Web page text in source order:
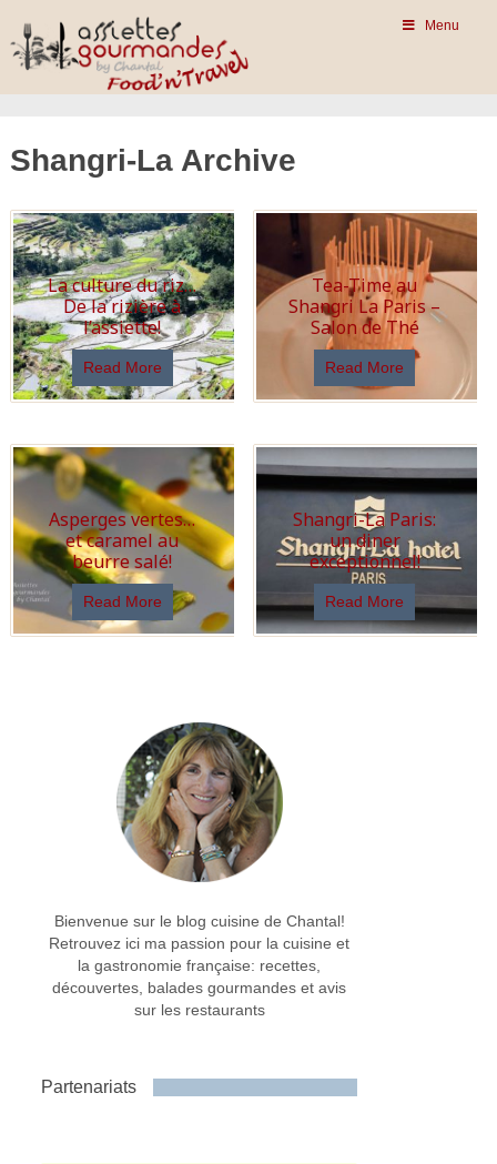
Menu
Shangri-La Archive
La culture du riz…
De la rizière à
l’assiette!
Read More
Tea-Time au
Shangri La Paris –
Salon de Thé
Read More
Asperges vertes…
et caramel au
beurre salé!
Read More
Shangri-La Paris:
un diner
exceptionnel!
Read More
Bienvenue sur le blog cuisine de Chantal!
Retrouvez ici ma passion pour la cuisine et
la gastronomie française: recettes,
découvertes, balades gourmandes et avis
sur les restaurants
Partenariats